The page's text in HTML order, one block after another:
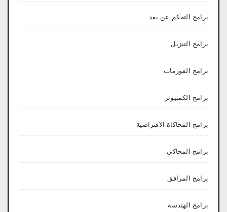
برامج التحكم عن بعد
برامج التنزيل
برامج الفورمات
برامج الكمبيوتر
برامج المحاكاة الافتراضية
برامج المحاكي
برامج المرافق
برامج الهندسة